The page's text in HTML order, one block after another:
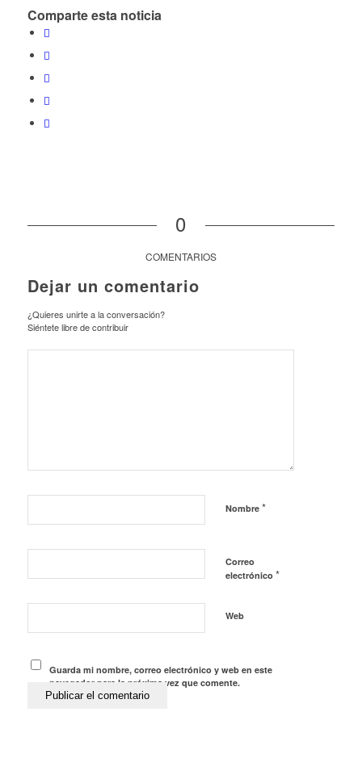
Comparte esta noticia
0
COMENTARIOS
Dejar un comentario
¿Quieres unirte a la conversación?
Siéntete libre de contribuir
Nombre *
Correo
electrónico *
Web
Guarda mi nombre, correo electrónico y web en este
navegador para la próxima vez que comente.